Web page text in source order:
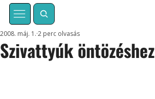
Szivattyúk öntözéshez
2008. máj. 1. 2 perc olvasás